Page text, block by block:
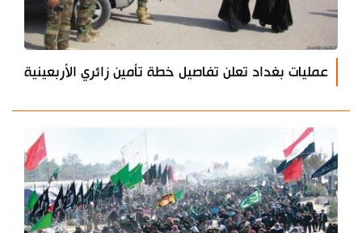
عمليات بغداد تعلن تفاصيل خطة تأمين زائري الأربعينية